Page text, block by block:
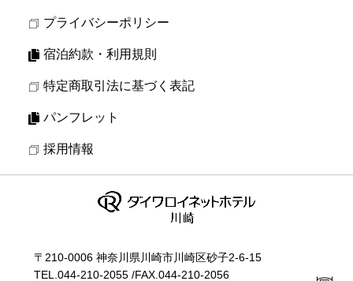
プライバシーポリシー
宿泊約款・利用規則
特定商取引法に基づく表記
パンフレット
採用情報
〒210-0006 神奈川県川崎市川崎区砂子2-6-15
TEL.044-210-2055 /FAX.044-210-2056